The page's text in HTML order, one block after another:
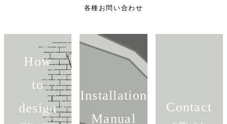
各種お問い合わせ
How
to
design
Installation
Manual
Contact